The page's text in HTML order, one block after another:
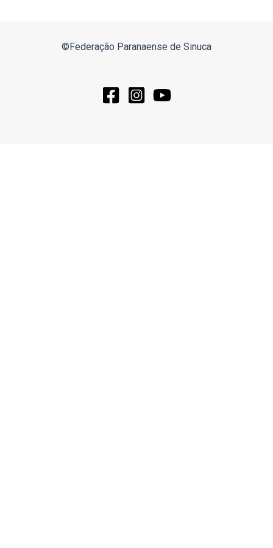
©Federação Paranaense de Sinuca